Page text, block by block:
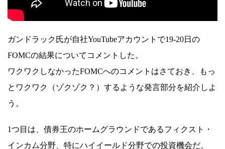
ガンドラック氏が自社YouTubeアカウントで19-20日の
FOMCの結果についてコメントした。
ワクワクしなかったFOMCへのコメントはさておき、もっ
とワクワク（ゾクゾク？）するような発言部分を紹介しよ
う。
1つ目は、債券王のホームグラウンドであるフィクスト・
インカム分野、特にハイイールド分野での投資機会だ。